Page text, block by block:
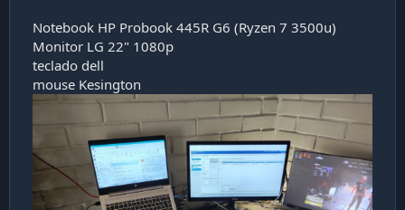
Notebook HP Probook 445R G6 (Ryzen 7 3500u)
Monitor LG 22" 1080p
teclado dell
mouse Kesington